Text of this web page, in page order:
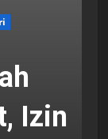
Izin